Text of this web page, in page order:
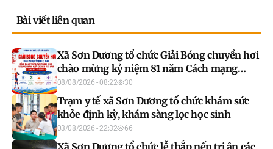
Bài viết liên quan
Xã Sơn Dương tổ chức Giải Bóng chuyền hơi
chào mừng kỷ niệm 81 năm Cách mạng
Tháng Tám và Quốc khánh 2/9
08/08/2026 - 08:22 30
Trạm y tế xã Sơn Dương tổ chức khám sức
khỏe định kỳ, khám sàng lọc học sinh
03/08/2026 - 22:32 66
Xã Sơn Dương tổ chức lễ thắp nến tri ân các